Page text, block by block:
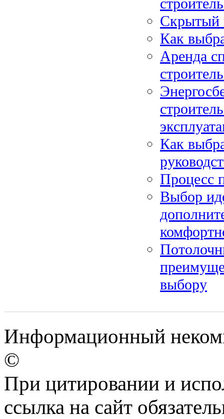
Скрытый
Как
Аренда
Как
Процесс
Выбор
выбору
Информационный
©
При цитировании и
ссылка на сайт